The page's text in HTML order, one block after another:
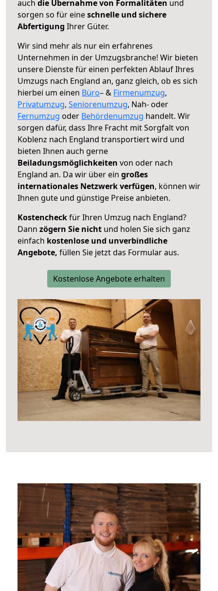
auch die Übernahme von Formalitäten und
sorgen so für eineschnelle und sichere
Abfertigung Ihrer Güter.
Wir sind mehr als nur ein erfahrenes
Unternehmen in der Umzugsbranche! Wir bieten
unsere Dienste für einen perfekten Ablauf Ihres
Umzugs nach England an, ganz gleich, ob es sich
hierbei um einen Büro– & Firmenumzug,
Privatumzug, Seniorenumzug, Nah- oder
Fernumzug oder Behördenumzug handelt. Wir
sorgen dafür, dass Ihre Fracht mit Sorgfalt von
Koblenz nach England transportiert wird und
bieten Ihnen auch gerne
Beiladungsmöglichkeiten von oder nach
England an. Da wir über ein großes
internationales Netzwerk verfügen, können wir
Ihnen gute und günstige Preise anbieten.
Kostencheckfür Ihren Umzug nach England?
Dann zögern Sie nicht und holen Sie sich ganz
einfach kostenlose und unverbindliche
Angebote, füllen Sie jetzt das Formular aus.
Kostenlose Angebote erhalten